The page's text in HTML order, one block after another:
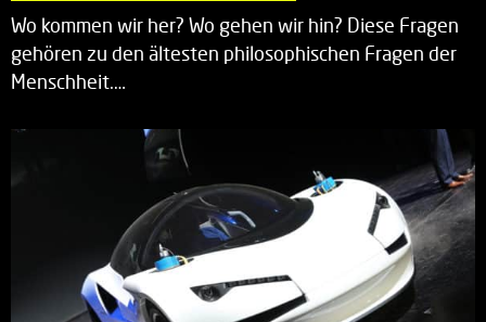
Wo kommen wir her? Wo gehen wir hin? Diese Fragen
gehören zu den ältesten philosophischen Fragen der
Menschheit.…